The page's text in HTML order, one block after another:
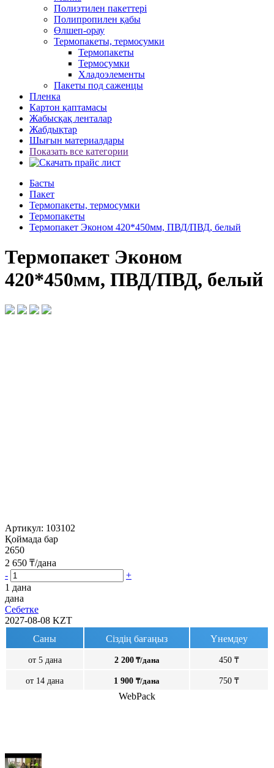
Полиэтилен пакеттері
Полипропилен қабы
Өлшеп-орау
Термопакеты, термосумки
Термопакеты
Термосумки
Хладоэлементы
Пакеты под саженцы
Пленка
Картон қаптамасы
Жабысқақ ленталар
Жабдықтар
Шығын материалдары
Показать все категории
Басты
Пакет
Термопакеты, термосумки
Термопакеты
Термопакет Эконом 420*450мм, ПВД/ПВД, белый
Термопакет Эконом
420*450мм, ПВД/ПВД, белый
Артикул: 103102
Қоймада бар
2650
2 650 ₸/дана
-
+
1 дана
дана
Себетке
2027-08-08 KZT
Саны
Сіздің бағаңыз Үнемдеу
от 5 дана 2 200₸/дана 450 ₸
от 14 дана 1 900 ₸/дана 750 ₸
WebPack